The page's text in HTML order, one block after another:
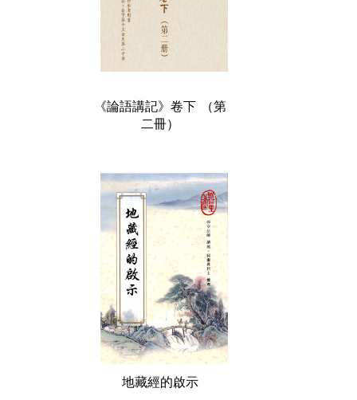
《論語講記》卷下 （第
二冊）
地藏經的啟示